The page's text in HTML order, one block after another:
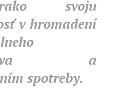
svoju
v hromadení
a
spotreby.